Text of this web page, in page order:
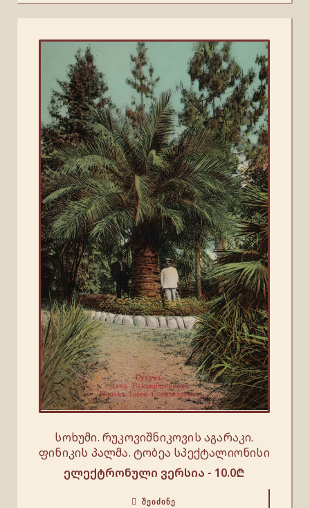
სოხუმი. რუკოვიშნიკოვის აგარაკი.
ფინიკის პალმა. ტობეა სპექტალიონისი
ელექტრონული ვერსია - 10.0₾
ᲨᲔᲘᲫᲘᲜᲔ